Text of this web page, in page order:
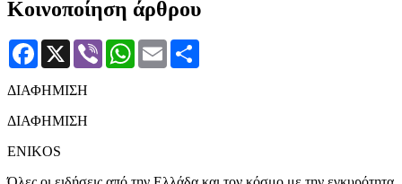
Κοινοποίηση άρθρου
Facebook
X Viber WhatsApp
Email
ΔΙΑΦΗΜΙΣΗ
ΔΙΑΦΗΜΙΣΗ
ENIKOS